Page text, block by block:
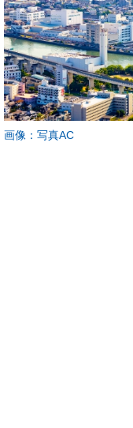
画像：写真AC